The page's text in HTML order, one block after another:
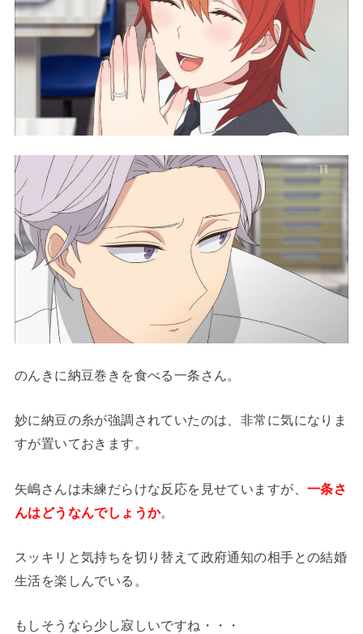
のんきに納豆巻きを食べる一条さん。
妙に納豆の糸が強調されていたのは、非常に気になりま
すが置いておきます。
矢嶋さんは未練だらけな反応を見せていますが、 一条さ
んはどうなんでしょうか。
スッキリと気持ちを切り替えて政府通知の相手との結婚
生活を楽しんでいる。
もしそうなら少し寂しいですね・・・